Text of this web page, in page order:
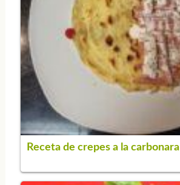
Receta de crepes a la carbonara